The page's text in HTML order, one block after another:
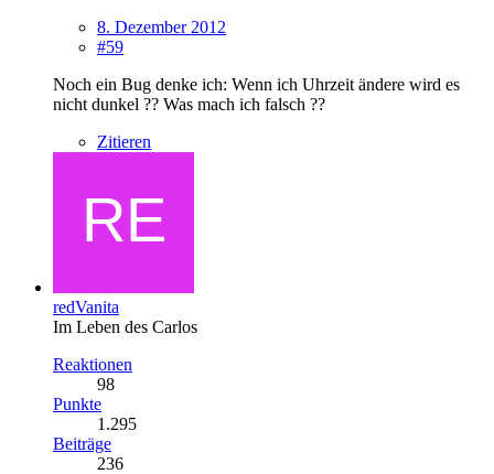
8. Dezember 2012
#59
Noch ein Bug denke ich: Wenn ich Uhrzeit ändere wird es
nicht dunkel ?? Was mach ich falsch ??
Zitieren
redVanita
Im Leben des Carlos
Reaktionen
98
Punkte
1.295
Beiträge
236